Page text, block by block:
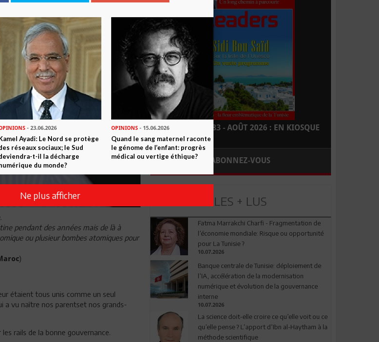
pendant des années mais de là à
ou plusieur bombes atomiques pour
)
étaient tous unis comme un seul
a vu naître nos parentset nos grands-
rails de la bonne gouvernance.
LEADERS N° 183 - AOÛT 2026 : EN KIOSQUE
ABONNEZ-VOUS
LES + LUS
Fatma Marrakchi Charfi - Fragmentation de
l’économie mondiale: Risque ou opportunité
pour La Tunisie ?
10.07.2026
Banque centrale de Tunisie: déploiement de
l’IA, accélération de la modernisation
numérique et évolution de la gouvernance
interne
10.07.2026
La science doit-elle croire ce qu’elle voit ou ce
qu’elle pense ? L’apport d’Ibn al-Haytham à la
méthode scientifique
- 23.06.2026
Ayadi: Le Nord se protège
réseaux sociaux; le Sud
t-il la décharge
du monde?
OPINIONS- 15.06.2026
Quand le sang maternel raconte
le génome de l’enfant: progrès
médical ou vertige éthique?
Ne plus afficher